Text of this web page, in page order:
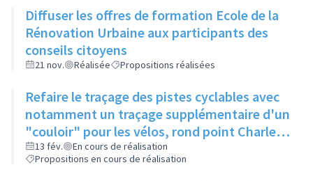
Diffuser les offres de formation Ecole de la
Rénovation Urbaine aux participants des
conseils citoyens
21 nov. Réalisée Propositions réalisées
Refaire le traçage des pistes cyclables avec
notamment un traçage supplémentaire d'un
"couloir" pour les vélos, rond point Charles
de Gaulle, pour relier 2 pistes existantes
13 fév.
En cours de réalisation
Propositions en cours de réalisation